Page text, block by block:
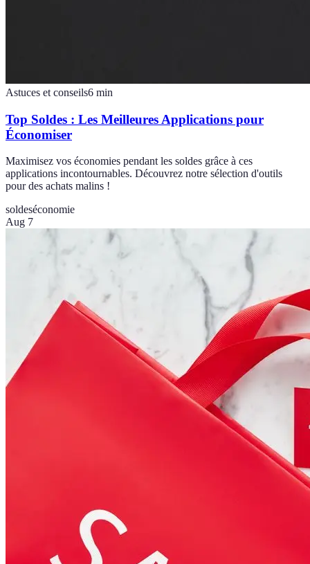
Astuces et conseils6 min
Top Soldes : Les Meilleures Applications pour
Économiser
Maximisez vos économies pendant les soldes grâce à ces
applications incontournables. Découvrez notre sélection d'outils
pour des achats malins !
soldeséconomie
Aug 7